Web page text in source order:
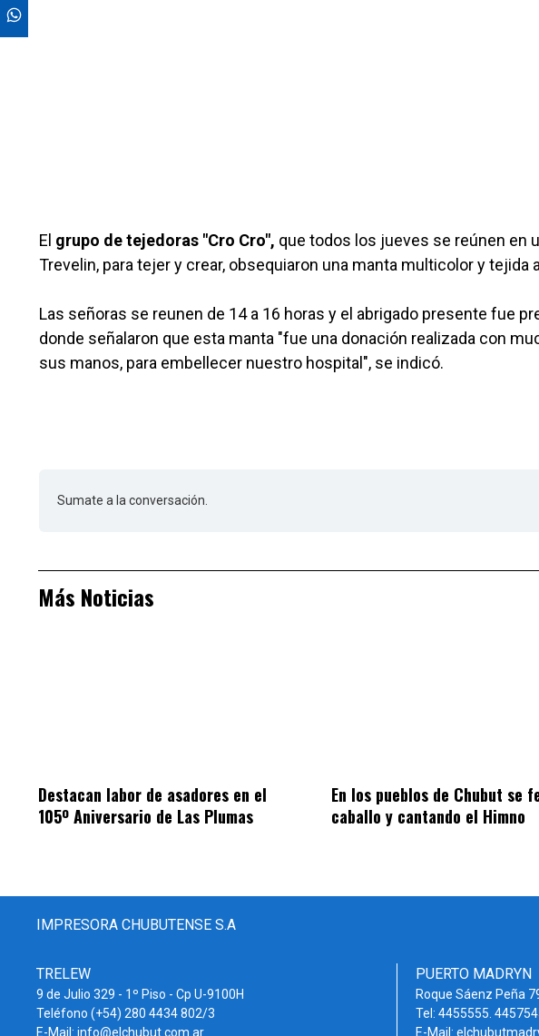
El grupo de tejedoras "Cro Cro", que todos los jueves se reúnen en
Trevelin, para tejer y crear, obsequiaron una manta multicolor y tejida
Las señoras se reunen de 14 a 16 horas y el abrigado presente fue
donde señalaron que esta manta "fue una donación realizada con
sus manos, para embellecer nuestro hospital", se indicó.
Sumate a la conversación.
Más Noticias
Destacan labor de asadores en el
105º Aniversario de Las Plumas
En los pueblos de Chubut se
caballo y cantando el Himno
IMPRESORA CHUBUTENSE S.A
TRELEW
9 de Julio 329 - 1º Piso - Cp U-9100H
Teléfono (+54) 280 4434 802/3
E-Mail: info@elchubut.com.ar
PUERTO MADRYN
Roque Sáenz Peña
Tel: 4455555.
E-Mail: